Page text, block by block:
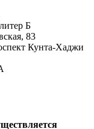
Б
83
Кунта-Хаджи